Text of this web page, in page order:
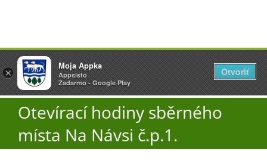
Přeskočit
na
obsah
Úřad
O obci
Otevírací hodiny sběrného
místa Na Návsi č.p.1.
×
Vyžlovka
AppSisto
- In Google Play
Otevřít
×
Moja Appka
Appsisto
Zadarmo - Google Play
Otvoriť